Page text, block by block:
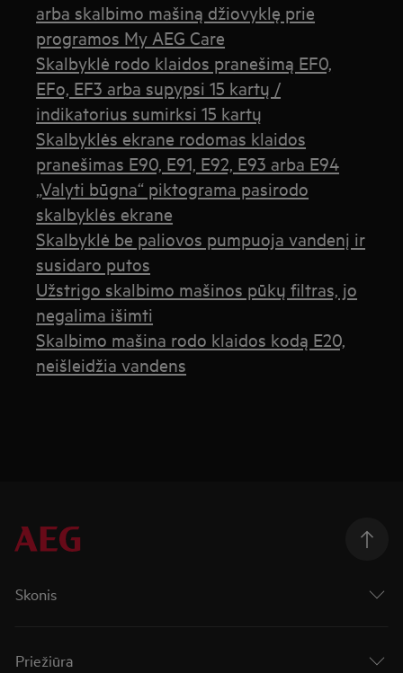
arba skalbimo mašiną džiovyklę prie
programos My AEG Care
Skalbyklė rodo klaidos pranešimą EF0,
EFo, EF3 arba supypsi 15 kartų /
indikatorius sumirksi 15 kartų
Skalbyklės ekrane rodomas klaidos
pranešimas E90, E91, E92, E93 arba E94
„Valyti būgna“ piktograma pasirodo
skalbyklės ekrane
Skalbyklė be paliovos pumpuoja vandenį ir
susidaro putos
Užstrigo skalbimo mašinos pūkų filtras, jo
negalima išimti
Skalbimo mašina rodo klaidos kodą E20,
neišleidžia vandens
Skonis
Priežiūra